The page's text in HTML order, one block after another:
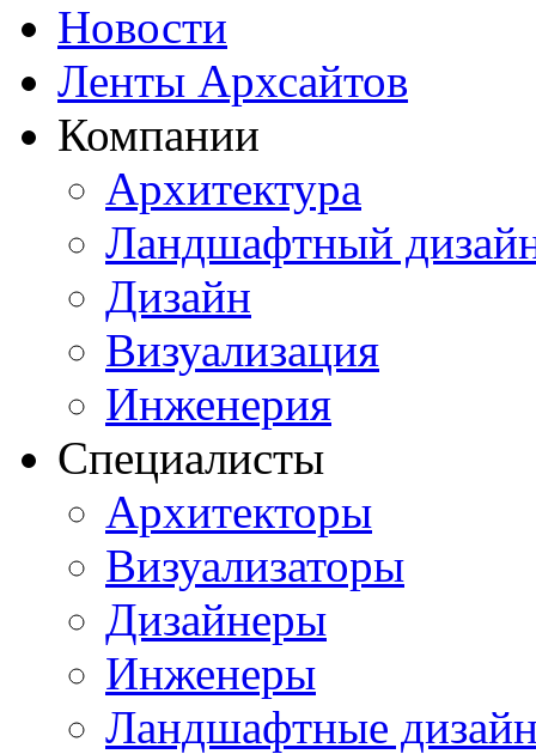
Новости
Ленты Архсайтов
Компании
Архитектура
Ландшафтный
Дизайн
Визуализация
Инженерия
Специалисты
Архитекторы
Визуализаторы
Дизайнеры
Инженеры
Ландшафтные